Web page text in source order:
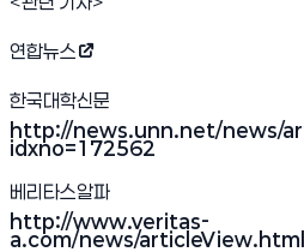
연합뉴스(새 창 열림)
한국대학신문
http://news.unn.net/news/
idxno=172562
(새 창 열림)
베리타스알파
http://www.veritas-
a.com/news/
(새 창 열림)